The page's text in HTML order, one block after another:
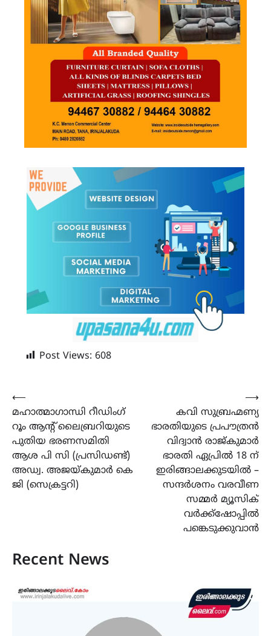
Post Views: 608
Post
navigation
⟵
മഹാത്മാഗാന്ധി റീഡിംഗ്
റൂം ആൻ്റ് ലൈബ്രറിയുടെ
പുതിയ ഭരണസമിതി
ആശ പി സി (പ്രസിഡണ്ട്)
അഡ്വ. അജയ്കുമാർ കെ
ജി (സെക്രട്ടറി)
കവി സുബ്രഹ്മണ്യ
ഭാരതിയുടെ പ്രപൗത്രൻ
വിദ്വാൻ രാജ്കുമാർ
ഭാരതി ഏപ്രിൽ 18 ന്
ഇരിങ്ങാലക്കുടയിൽ –
സന്ദർശനം വരവീണ
സമ്മർ മ്യൂസിക്
വർക്ക്ഷോപ്പിൽ
പങ്കെടുക്കുവാൻ
⟶
Recent News